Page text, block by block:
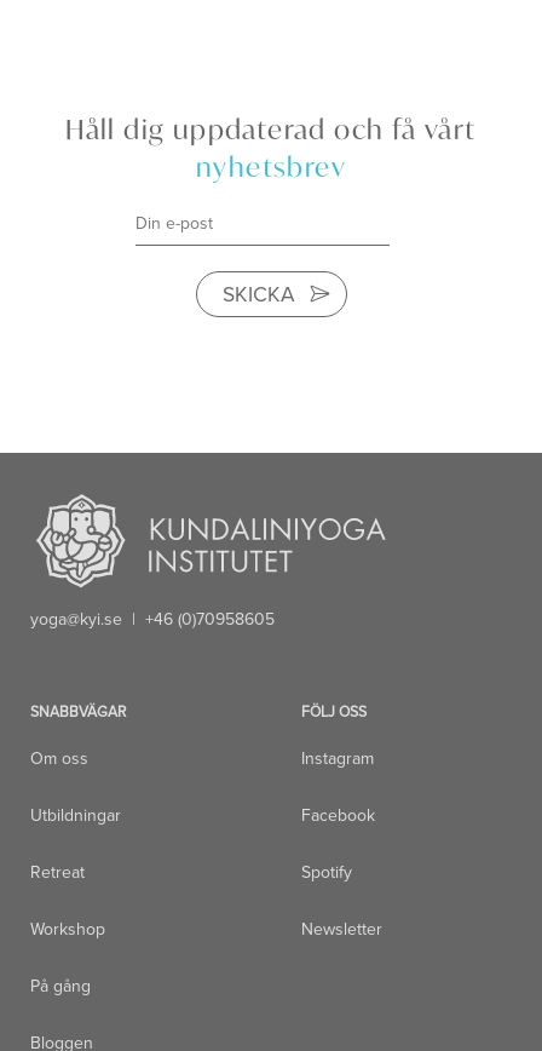
Håll dig uppdaterad och få vårt
nyhetsbrev
SKICKA
yoga@kyi.se | +46 (0)70958605
SNABBVÄGAR
Om oss
Utbildningar
Retreat
Workshop
På gång
Bloggen
FÖLJ OSS
Instagram
Facebook
Spotify
Newsletter